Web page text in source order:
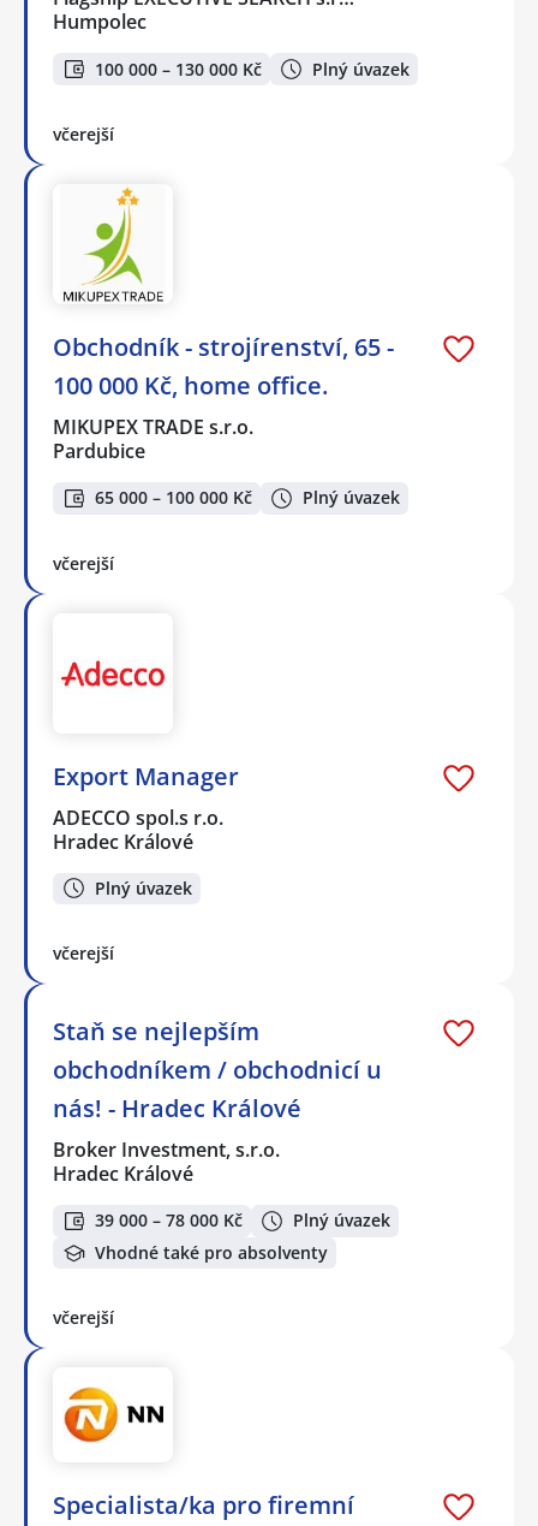
Humpolec
100 000 – 130 000 Kč Plný úvazek
včerejší
Obchodník - strojírenství, 65 -
100 000 Kč, home office.
MIKUPEX TRADE s.r.o.
Pardubice
65 000 – 100 000 Kč Plný úvazek
včerejší
Export Manager
ADECCO spol.s r.o.
Hradec Králové
Plný úvazek
včerejší
Staň se nejlepším
obchodníkem / obchodnicí u
nás! - Hradec Králové
Broker Investment, s.r.o.
Hradec Králové
39 000 – 78 000 Kč
Plný úvazek
Vhodné také pro absolventy
včerejší
Specialista/ka pro firemní